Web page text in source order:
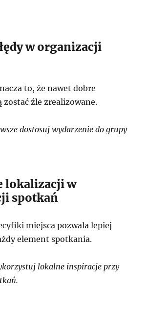
w organizacji
to, że nawet dobre
zostać źle zrealizowane.
dostosuj wydarzenie do grupy
lokalizacji w
spotkań
miejsca pozwala lepiej
element spotkania.
lokalne inspiracje przy